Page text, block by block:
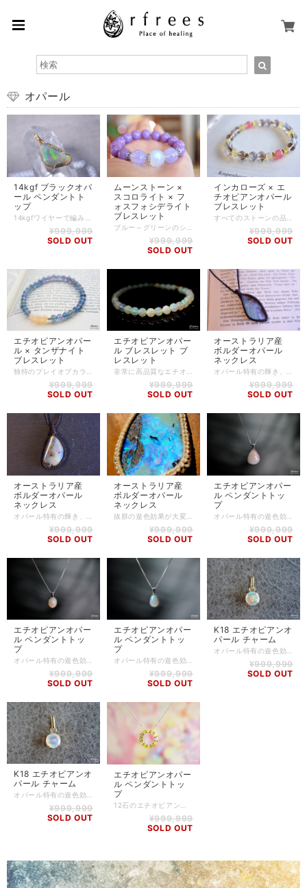
オパール
14kgf ブラックオパ
ール ペンダントト
ップ
¥999,999
SOLD OUT
ムーンストーン ×
スコロライト × フ
ォスフォシデライト
ブレスレット
¥999,999
SOLD OUT
インカローズ × エ
チオピアンオパール
ブレスレット
¥999,999
SOLD OUT
エチオピアンオパー
ル × タンザナイト
ブレスレット
¥999,999
SOLD OUT
エチオピアンオパー
ル ブレスレット ブ
レスレット
¥999,999
SOLD OUT
オーストラリア産
ボルダーオパール
ネックレス
¥999,999
SOLD OUT
オーストラリア産
ボルダーオパール
ネックレス
¥999,999
SOLD OUT
オーストラリア産
ボルダーオパール
ネックレス
¥999,999
SOLD OUT
エチオピアンオパー
ル ペンダントトッ
プ
¥999,999
SOLD OUT
エチオピアンオパー
ル ペンダントトッ
プ
¥999,999
SOLD OUT
エチオピアンオパー
ル ペンダントトッ
プ
¥999,999
SOLD OUT
K18 エチオピアンオ
パール チャーム
¥999,999
SOLD OUT
K18 エチオピアンオ
パール チャーム
¥999,999
SOLD OUT
エチオピアンオパー
ル ペンダントトッ
プ
¥999,999
SOLD OUT